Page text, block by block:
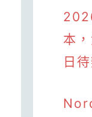
本
日